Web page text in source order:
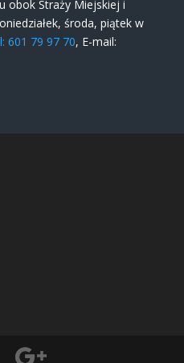
obok Straży Miejskiej i
środa, piątek w
601 79 97 70, E-mail: